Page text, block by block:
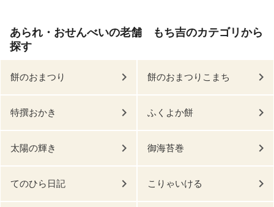
あられ・おせんべいの老舗 もち吉のカテゴリから
探す
餅のおまつり 餅のおまつりこまち
特撰おかき ふくよか餅
太陽の輝き 御海苔巻
てのひら日記 こりゃいける